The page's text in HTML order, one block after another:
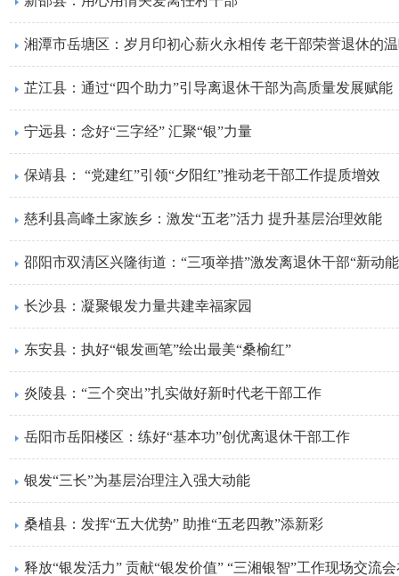
湘潭市岳塘区：岁月印初心薪火永相传 老干部荣誉退休的
芷江县：通过“四个助力”引导离退休干部为高质量发展赋能
宁远县：念好“三字经” 汇聚“银”力量
保靖县： “党建红”引领“夕阳红”推动老干部工作提质增效
慈利县高峰土家族乡：激发“五老”活力 提升基层治理效能
邵阳市双清区兴隆街道：“三项举措”激发离退休干部“新动
长沙县：凝聚银发力量共建幸福家园
东安县：执好“银发画笔”绘出最美“桑榆红”
炎陵县：“三个突出”扎实做好新时代老干部工作
岳阳市岳阳楼区：练好“基本功”创优离退休干部工作
银发“三长”为基层治理注入强大动能
桑植县：发挥“五大优势” 助推“五老四教”添新彩
释放“银发活力” 贡献“银发价值” “三湘银智”工作现场交流